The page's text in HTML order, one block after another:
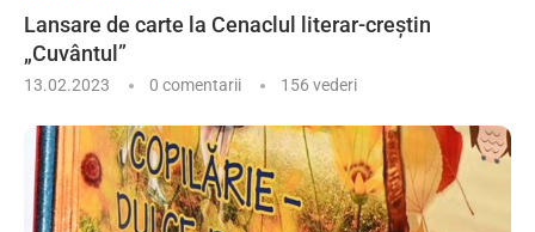
Lansare de carte la Cenaclul literar-creștin
„Cuvântul”
13.02.2023 0 comentarii 156 vederi